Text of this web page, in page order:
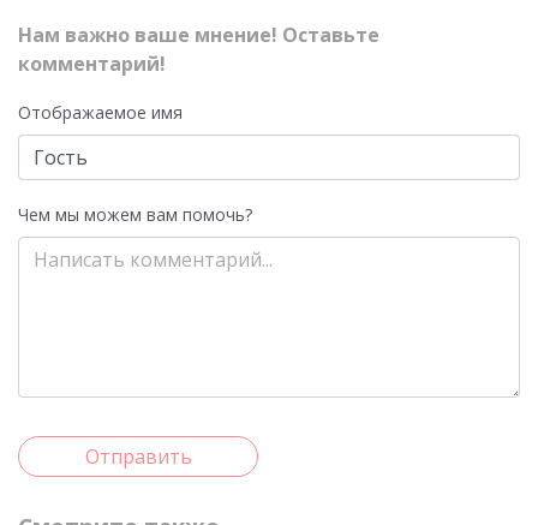
Нам важно ваше мнение! Оставьте
комментарий!
Отображаемое имя
Чем мы можем вам помочь?
Отправить